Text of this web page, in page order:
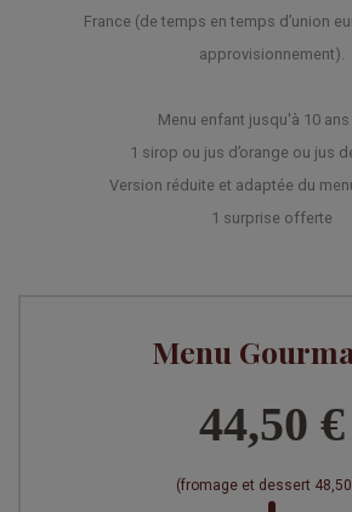
France (de temps en temps d’union
approvisionnement).
Menu enfant jusqu'à 10 ans
1 sirop ou jus d’orange ou jus
Version réduite et adaptée du
1 surprise offerte
Menu
44,50 €
(fromage et dessert